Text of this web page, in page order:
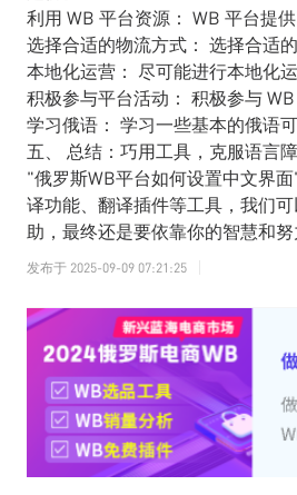
利用 WB 平台资源： WB 平台提
选择合适的物流方式： 选择合适
本地化运营： 尽可能进行本地化
积极参与平台活动： 积极参与
学习俄语： 学习一些基本的俄语
五、 总结：巧用工具，克服语言障
"俄罗斯WB平台如何设置中文界
译功能、翻译插件等工具，我们
助，最终还是要依靠你的智慧和
发布于 2025-09-09 07:21:25